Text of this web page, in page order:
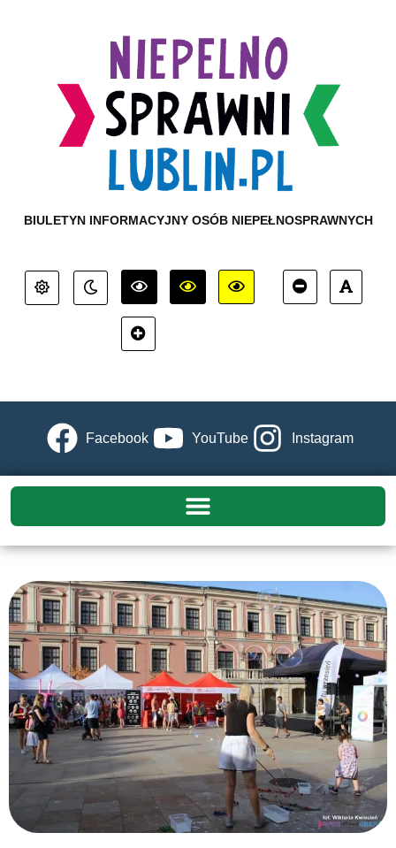
BIULETYN INFORMACYJNY OSÓB NIEPEŁNOSPRAWNYCH
Facebook YouTube Instagram